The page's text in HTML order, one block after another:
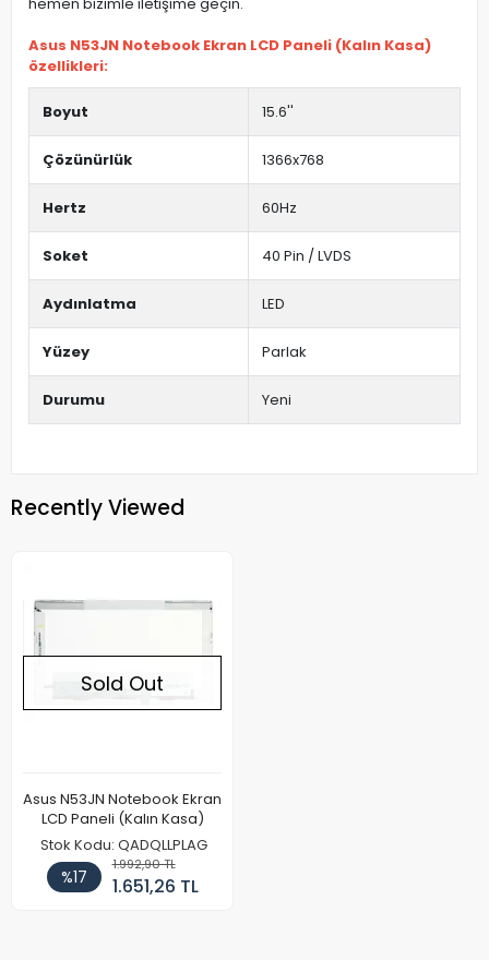
Asus N53JN Notebook Ekran LCD Paneli (Kalın Kasa)
özellikleri:
Boyut 15.6''
Çözünürlük 1366x768
Hertz 60Hz
Soket 40 Pin / LVDS
Aydınlatma LED
Yüzey Parlak
Durumu Yeni
Recently Viewed
Sold Out
Asus N53JN Notebook Ekran
LCD Paneli (Kalın Kasa)
Stok Kodu: QADQLLPLAG
%17
1.992,90 TL
1.651,26 TL